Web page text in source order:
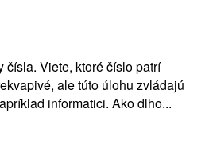
čísla. Viete, ktoré číslo patrí
ale túto úlohu zvládajú
informatici. Ako dlho...